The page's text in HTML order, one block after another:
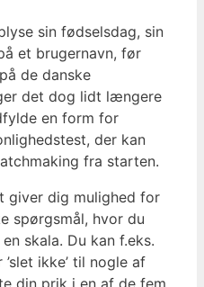
sin fødselsdag, sin
et brugernavn, før
de danske
det dog lidt længere
en form for
der kan
fra starten.
giver dig mulighed for
spørgsmål, hvor du
skala. Du kan f.eks.
ikke’ til nogle af